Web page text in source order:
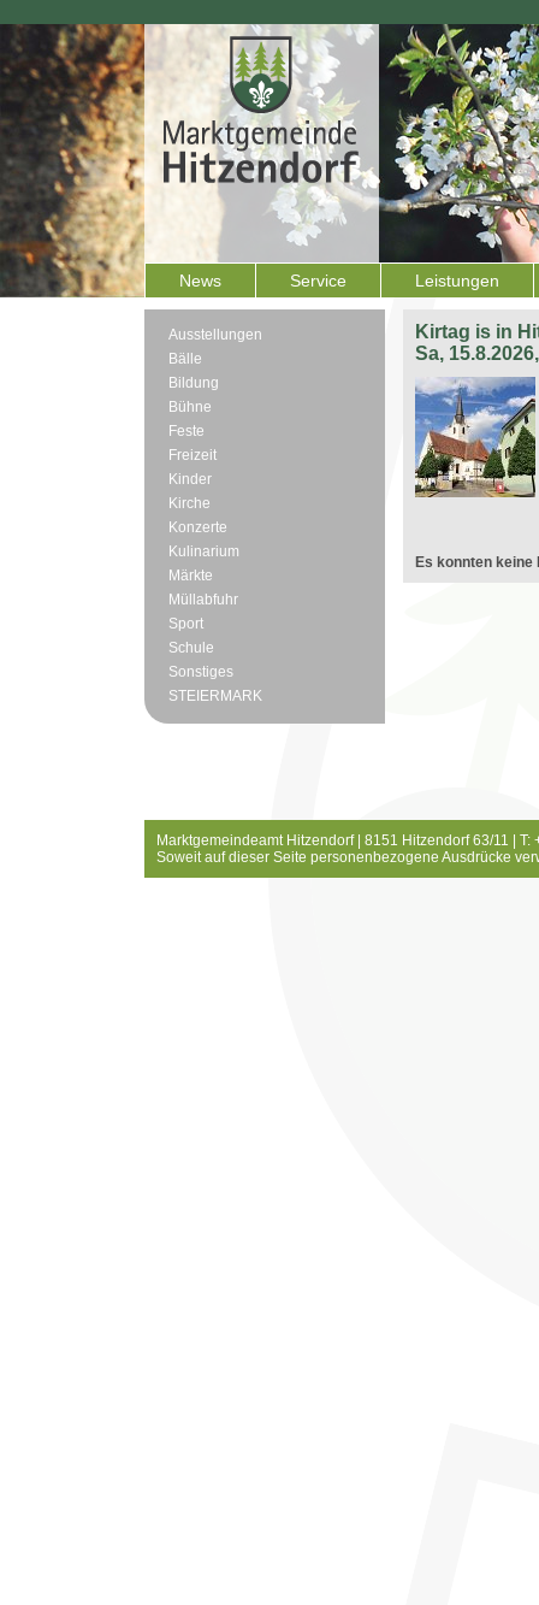
News Service Leistungen
Ausstellungen
Bälle
Bildung
Bühne
Feste
Freizeit
Kinder
Kirche
Konzerte
Kulinarium
Märkte
Müllabfuhr
Sport
Schule
Sonstiges
STEIERMARK
Kirtag is in
Sa,
Es konnten keine
Marktgemeindeamt Hitzendorf | 8151 Hitzendorf 63/11 |
Soweit auf dieser Seite personenbezogene Ausdrücke